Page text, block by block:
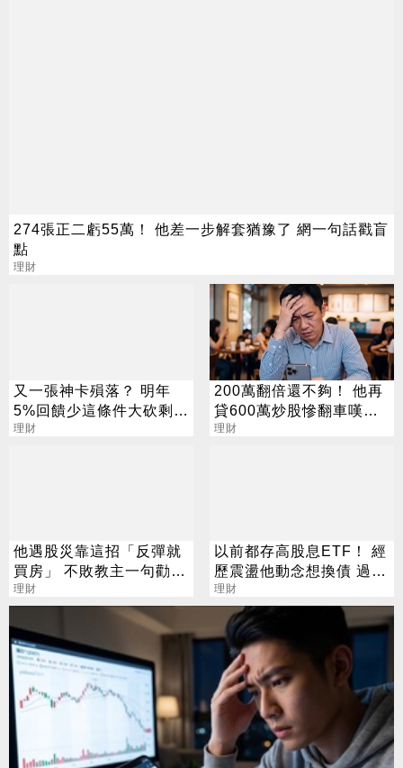
274張正二虧55萬！ 他差一步解套猶豫了 網一句話戳盲
點
理財
又一張神卡殞落？ 明年
5%回饋少這條件大砍剩
0.3%
理財
200萬翻倍還不夠！ 他再
貸600萬炒股慘翻車嘆：
拜紫南宮也沒用
理財
他遇股災靠這招「反彈就
買房」 不敗教主一句勸：
用錢賺錢才最快
理財
以前都存高股息ETF！ 經
歷震盪他動念想換債 過來
人說話了
理財